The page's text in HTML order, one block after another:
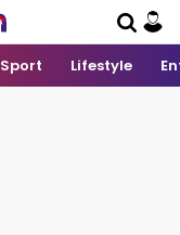
Sport Lifestyle